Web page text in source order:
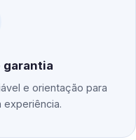
garantia
e orientação para
experiência.